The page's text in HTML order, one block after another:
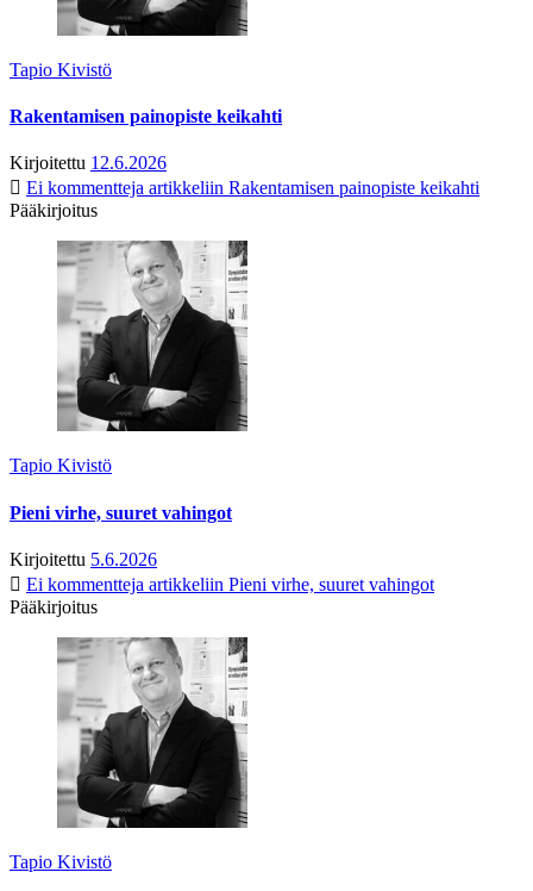
Tapio Kivistö
Rakentamisen painopiste keikahti
Kirjoitettu 12.6.2026
Ei kommentteja artikkeliin Rakentamisen painopiste keikahti
Pääkirjoitus
Tapio Kivistö
Pieni virhe, suuret vahingot
Kirjoitettu 5.6.2026
Ei kommentteja artikkeliin Pieni virhe, suuret vahingot
Pääkirjoitus
Tapio Kivistö